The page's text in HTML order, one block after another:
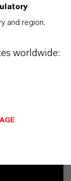
and region.
worldwide: